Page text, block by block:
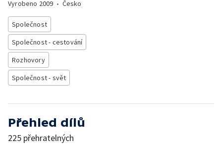
Vyrobeno 2009 • Česko
Společnost
Společnost - cestování
Rozhovory
Společnost - svět
Přehled dílů
225 přehratelných